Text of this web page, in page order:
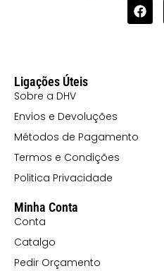
Ligações Úteis
Sobre a DHV
Envios e Devoluções
Métodos de Pagamento
Termos e Condições
Politica Privacidade
Minha Conta
Conta
Catalgo
Pedir Orçamento